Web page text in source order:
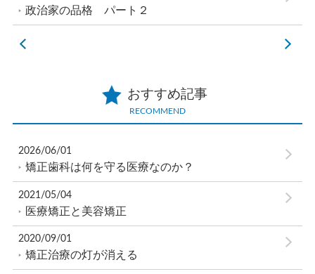
政治家の品格 パート２
おすすめ記事
RECOMMEND
2026/06/01
矯正歯科は何を守る医療なのか？
2021/05/04
医療矯正と美容矯正
2020/09/01
矯正治療の灯が消える